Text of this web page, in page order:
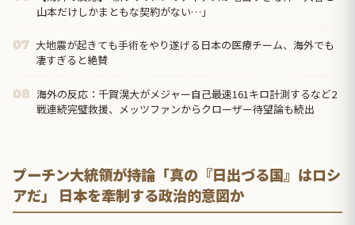
山本だけしかまともな契約がない…」
07 大地震が起きても手術をやり遂げる日本の医療チーム、海外でも
凄すぎると絶賛
08 海外の反応：千賀滉大がメジャー自己最速161キロ計測するなど2
戦連続完璧救援、メッツファンからクローザー待望論も続出
プーチン大統領が持論「真の『日出づる国』はロシ
アだ」 日本を牽制する政治的意図か